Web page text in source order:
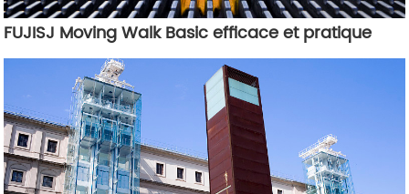
FUJISJ Moving Walk Basic efficace et pratique